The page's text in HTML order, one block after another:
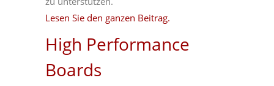
Lesen Sie den ganzen Beitrag.
High Performance
Boards